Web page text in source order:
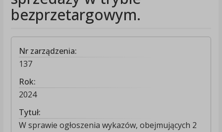
bezprzetargowym.
Nr zarządzenia:
137
Rok:
2024
Tytuł:
W sprawie ogłoszenia wykazów, obejmujących 2